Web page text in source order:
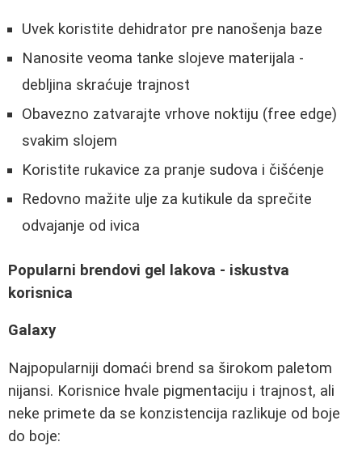
Uvek koristite dehidrator pre nanošenja baze
Nanosite veoma tanke slojeve materijala -
debljina skraćuje trajnost
Obavezno zatvarajte vrhove noktiju (free edge)
svakim slojem
Koristite rukavice za pranje sudova i čišćenje
Redovno mažite ulje za kutikule da sprečite
odvajanje od ivica
Popularni brendovi gel lakova - iskustva
korisnica
Galaxy
Najpopularniji domaći brend sa širokom paletom
nijansi. Korisnice hvale pigmentaciju i trajnost, ali
neke primete da se konzistencija razlikuje od boje
do boje: